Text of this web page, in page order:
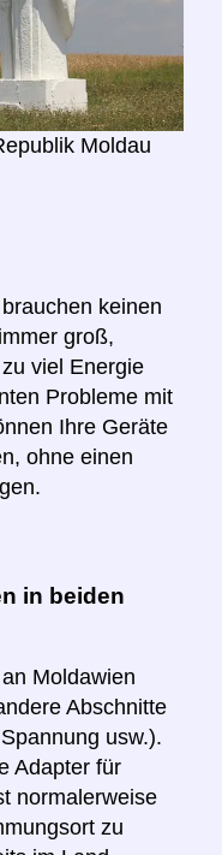
Moldau
keinen
groß,
viel Energie
Probleme mit
Ihre Geräte
ohne einen
in beiden
Moldawien
Abschnitte
usw.).
Adapter für
normalerweise
zu